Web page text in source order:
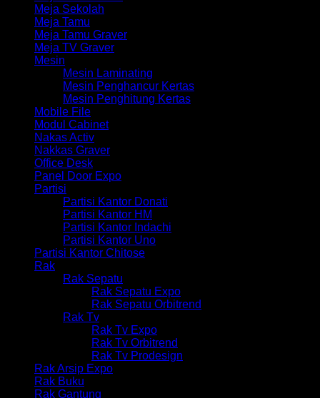
Meja Sekolah
Meja Tamu
Meja Tamu Graver
Meja TV Graver
Mesin
Mesin Laminating
Mesin Penghancur Kertas
Mesin Penghitung Kertas
Mobile File
Modul Cabinet
Nakas Activ
Nakkas Graver
Office Desk
Panel Door Expo
Partisi
Partisi Kantor Donati
Partisi Kantor HM
Partisi Kantor Indachi
Partisi Kantor Uno
Partisi Kantor Chitose
Rak
Rak Sepatu
Rak Sepatu Expo
Rak Sepatu Orbitrend
Rak Tv
Rak Tv Expo
Rak Tv Orbitrend
Rak Tv Prodesign
Rak Arsip Expo
Rak Buku
Rak Gantung